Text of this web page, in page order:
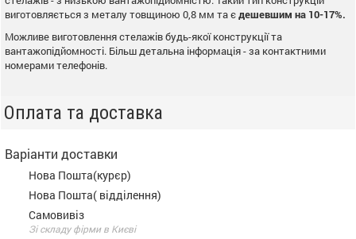
виготовляється з металу товщиною 0,8 мм та єдешевшим на 10-17%.
Можливе виготовлення стелажів будь-якої конструкції та
вантажопідйомності. Більш детальна інформація - за контактними
номерами телефонів.
Оплата та доставка
Варіанти доставки
Нова Пошта(курєр)
Нова Пошта( відділення)
Самовивіз
Зі складу фірми в Києві